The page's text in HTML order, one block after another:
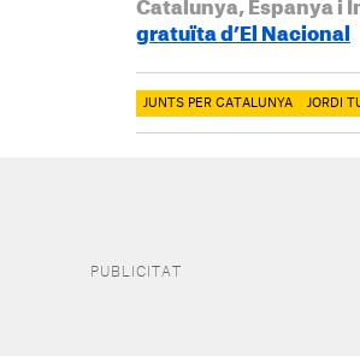
Catalunya, Espanya i
gratuïta d’El Nacional
JUNTS PER CATALUNYA JORDI